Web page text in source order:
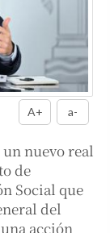
A+ a-
nuevo real
de
Social que
del
acción